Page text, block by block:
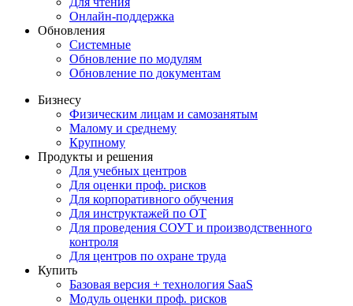
Онлайн-поддержка
Обновления
Системные
Обновление по модулям
Обновление по документам
Бизнесу
Физическим лицам и самозанятым
Малому и среднему
Крупному
Продукты и решения
Для учебных центров
Для оценки проф. рисков
Для корпоративного обучения
Для инструктажей по ОТ
Для проведения СОУТ и производственного
контроля
Для центров по охране труда
Купить
Базовая версия + технология SaaS
Модуль оценки проф. рисков